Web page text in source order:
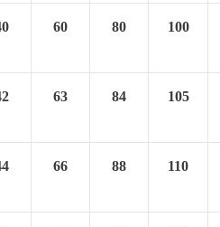
60 80 100
63 84 105
66 88 110